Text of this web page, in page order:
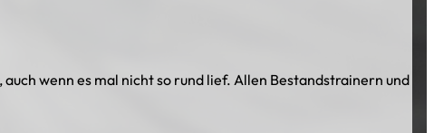
wenn es mal nicht so rund lief. Allen Bestandstrainern und